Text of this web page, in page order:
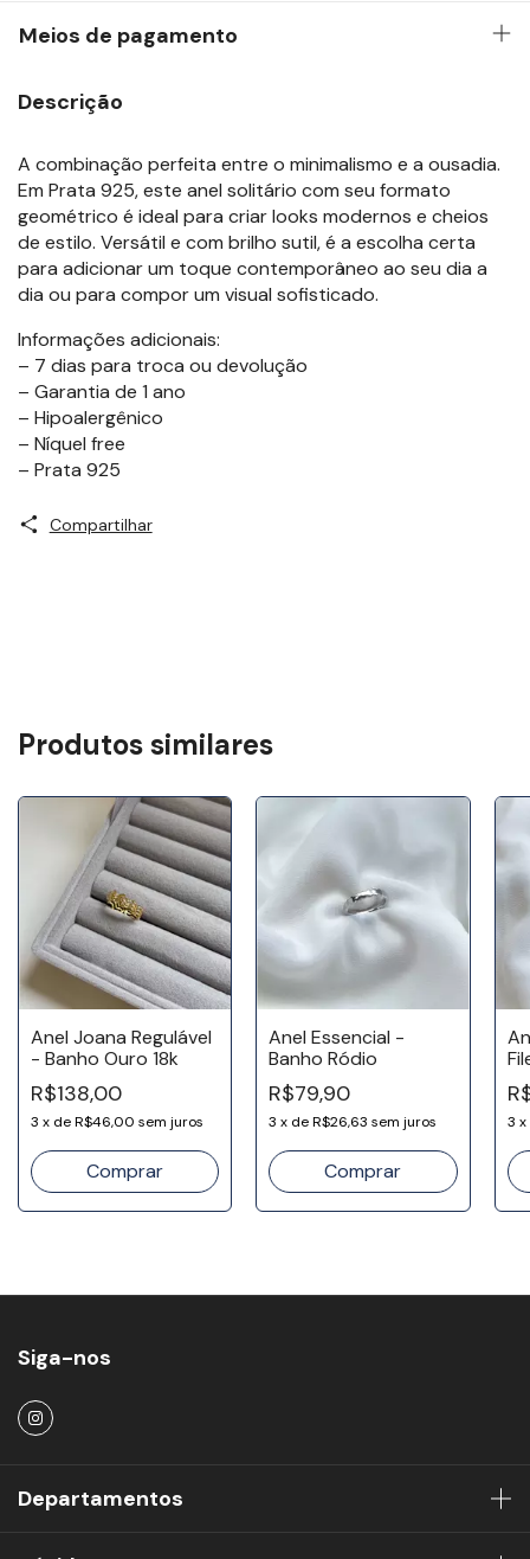
Meios de pagamento
Descrição
A combinação perfeita entre o minimalismo e a ousadia.
Em Prata 925, este anel solitário com seu formato
geométrico é ideal para criar looks modernos e cheios
de estilo. Versátil e com brilho sutil, é a escolha certa
para adicionar um toque contemporâneo ao seu dia a
dia ou para compor um visual sofisticado.
Informações adicionais:
– 7 dias para troca ou devolução
– Garantia de 1 ano
– Hipoalergênico
– Níquel free
– Prata 925
Compartilhar
Produtos similares
Anel Joana Regulável
- Banho Ouro 18k
R$138,00
3 x deR$46,00 sem juros
Anel Essencial -
Banho Ródio
R$79,90
3 x deR$26,63 sem juros
Comprar
3 x
Siga-nos
Departamentos